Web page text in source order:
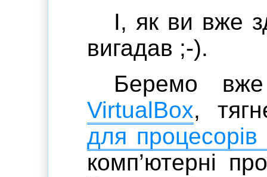
І, як ви вже
вигадав ;-).
Беремо
VirtualBox,
для процесорів
комп’ютерні